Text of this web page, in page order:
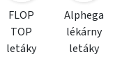
FLOP
TOP
letáky
Alphega
lékárny
letáky